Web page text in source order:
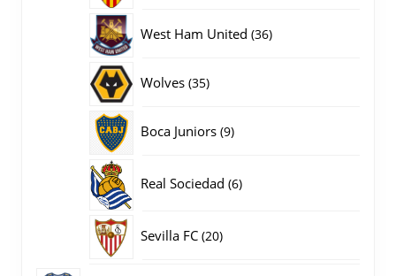
West Ham United 3636
Wolves 3535
Boca Juniors 99
Real Sociedad 66
Sevilla FC 2020